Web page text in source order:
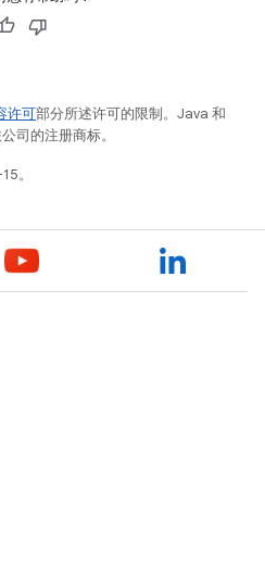
许可部分所述许可的限制。Java 和
司的注册商标。
。